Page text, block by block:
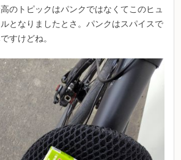
のトピックはパンクではなくてこのヒュ
となりましたとさ。パンクはスパイスで
すけどね。